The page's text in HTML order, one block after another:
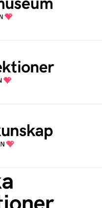
och kureras
färdiga lektioner
dig att bli en
i en sektors- eller